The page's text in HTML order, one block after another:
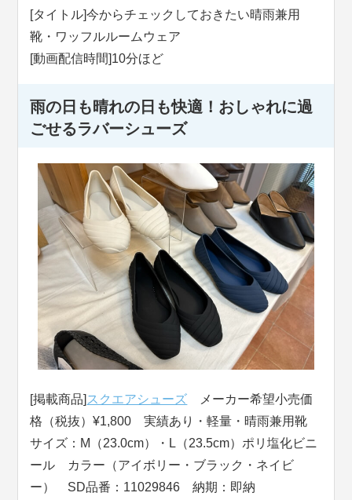
[タイトル]今からチェックしておきたい晴雨兼用
靴・ワッフルルームウェア
[動画配信時間]10分ほど
雨の日も晴れの日も快適！おしゃれに過
ごせるラバーシューズ
[掲載商品] スクエアシューズ メーカー希望小売価
格（税抜）¥1,800 実績あり・軽量・晴雨兼用靴
サイズ：M（23.0cm）・L（23.5cm）ポリ塩化ビニ
ール カラー（アイボリー・ブラック・ネイビ
ー） SD品番：11029846 納期：即納